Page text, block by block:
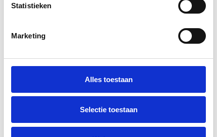
Statistieken
Marketing
Alles toestaan
Selectie toestaan